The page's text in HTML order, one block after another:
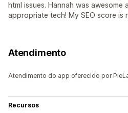
html issues. Hannah was
appropriate tech! My SEO score is
Atendimento
Atendimento do app oferecido por
Recursos